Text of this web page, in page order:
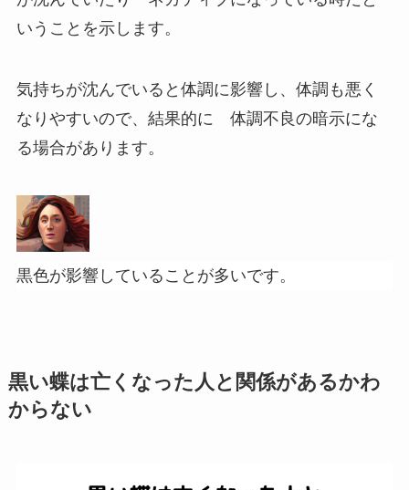
いうことを示します。
気持ちが沈んでいると体調に影響し、体調も悪く
なりやすいので、結果的に 体調不良の暗示にな
る場合があります。
黒色が影響していることが多いです。
黒い蝶は亡くなった人と関係があるかわ
からない